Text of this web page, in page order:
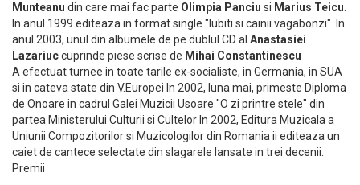
Munteanu din care mai fac parte Olimpia Panciu si Marius Teicu
In anul 1999 editeaza in format single "Iubiti si cainii vagabonzi". In
anul 2003, unul din albumele de pe dublul CD al Anastasiei
Lazariuccuprinde piese scrise de Mihai Constantinescu
A efectuat turnee in toate tarile ex-socialiste, in Germania, in SUA
si in cateva state din V.Europei In 2002, luna mai, primeste Diploma
de Onoare in cadrul Galei Muzicii Usoare "O zi printre stele" din
partea Ministerului Culturii si Cultelor In 2002, Editura Muzicala a
Uniunii Compozitorilor si Muzicologilor din Romania ii editeaza un
caiet de cantece selectate din slagarele lansate in trei decenii.
Premii